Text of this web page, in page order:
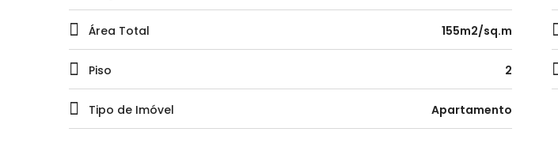
Área Total 155m2/sq.m
Piso 2
Tipo de Imóvel Apartamento